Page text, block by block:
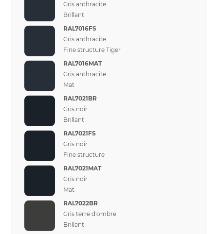
Gris anthracite
Brillant
RAL7016FS
Gris anthracite
Fine structure Tiger
RAL7016MAT
Gris anthracite
Mat
RAL7021BR
Gris noir
Brillant
RAL7021FS
Gris noir
Fine structure
RAL7021MAT
Gris noir
Mat
RAL7022BR
Gris terre d'ombre
Brillant